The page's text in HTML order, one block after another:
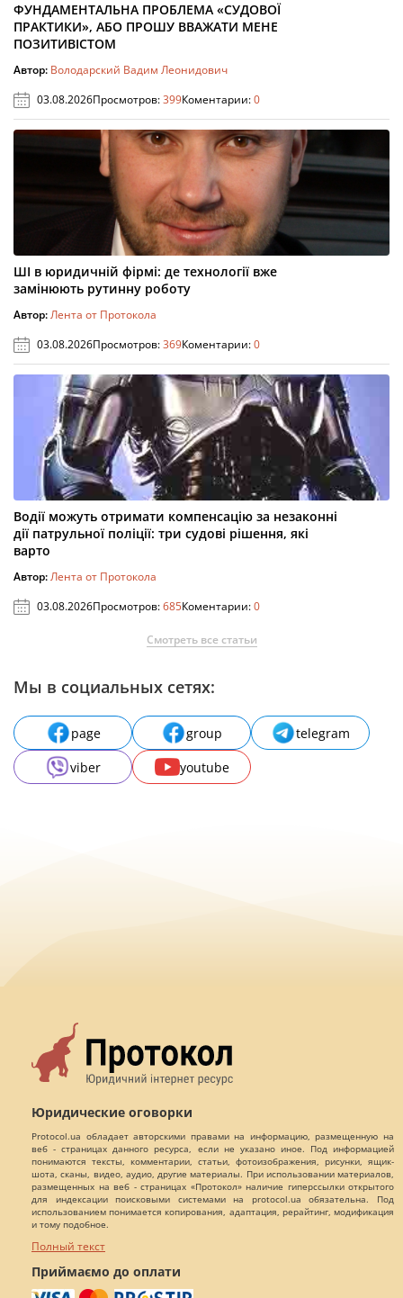
ФУНДАМЕНТАЛЬНА ПРОБЛЕМА «СУДОВОЇ
ПРАКТИКИ», АБО ПРОШУ ВВАЖАТИ МЕНЕ
ПОЗИТИВІСТОМ
Автор: Володарский Вадим Леонидович
03.08.2026Просмотров:399Коментарии:0
ШІ в юридичній фірмі: де технології вже
замінюють рутинну роботу
Автор:Лента от Протокола
03.08.2026Просмотров:369Коментарии:0
Водії можуть отримати компенсацію за незаконні
дії патрульної поліції: три судові рішення, які
варто
Автор:Лента от Протокола
03.08.2026Просмотров:685Коментарии:0
Смотреть все статьи
Мы в социальных сетях:
page group
telegram
viber
youtube
Юридические оговорки
Protocol.ua обладает авторскими правами на информацию, размещенную на
веб - страницах данного ресурса, если не указано иное. Под информацией
понимаются тексты, комментарии, статьи, фотоизображения, рисунки, ящик-
шота, сканы, видео, аудио, другие материалы. При использовании материалов,
размещенных на веб - страницах «Протокол» наличие гиперссылки открытого
для индексации поисковыми системами на protocol.ua обязательна. Под
использованием понимается копирования, адаптация, рерайтинг, модификация
и тому подобное.
Полный текст
Приймаємо до оплати